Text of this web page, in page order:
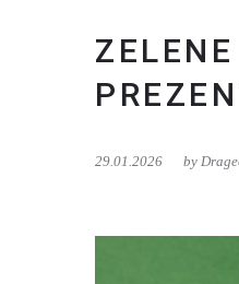
29.01.2026 by